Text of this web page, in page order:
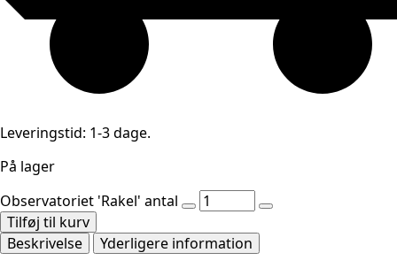
Leveringstid: 1-3 dage.
På lager
Observatoriet 'Rakel' antal
Tilføj til kurv
Beskrivelse
Yderligere information